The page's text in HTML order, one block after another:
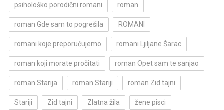
psihološko porodični romani roman
roman Gde sam to pogrešila ROMANI
romani koje preporučujemo romani Ljiljane Šarac
roman koji morate pročitati roman Opet sam te sanjao
roman Starija roman Stariji roman Zid tajni
Stariji Zid tajni Zlatna žila žene pisci